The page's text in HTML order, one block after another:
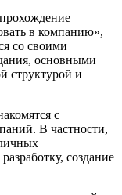
в компанию»,
со своими
основными
структурой и
с
В частности,
создание